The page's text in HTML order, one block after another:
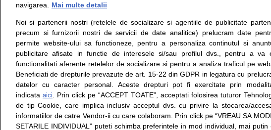
Despre noi
Contact
Intrebari frecvente
Consultanti
medicali
Termeni si conditii
Politica de
confidentialitate
Politica de cookie
Modifica Setarile Cookie
Drepturile
Protectia
ANPC
Solutionarea
Litigiilor
Info
Formulare
Ministerul
© Copyright © 2005 - 2026
navigarea.
Mai multe detalii
Noi si partenerii nostri (retelele de socializare si agentiile de publicitate
precum si furnizorii nostri de servicii de date analitice) prelucram date
permite website-ului sa functioneze, pentru a personaliza continutul si
publicitare afisate in functie de interesele si/sau profilul dvs., pentru a va
functionalitati aferente retelelor de socializare si pentru a analiza traficul pe
Beneficiati de drepturile prevazute de art. 15-22 din GDPR in legatura cu
datelor cu caracter personal. Aceste drepturi pot fi exercitate prin
indicata aici. Prin click pe “ACCEPT TOATE”, acceptati folosirea tuturor
de tip Cookie, care implica inclusiv acceptul dvs. cu privire la stocarea/
informatiilor de catre Vendor-ii cu care colaboram. Prin click pe “VREAU SA
SETARILE INDIVIDUAL” puteti schimba preferintele in mod individual, mai putin